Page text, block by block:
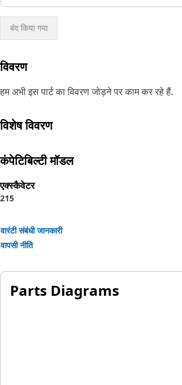
बंद किया गया
विवरण
हम अभी इस पार्ट का विवरण जोड़ने पर काम कर रहे हैं.
विशेष विवरण
कंपेटिबिल्टी मॉडल
एक्स्कैवेटर
215
वारंटी संबंधी जानकारी
वापसी नीति
Parts Diagrams